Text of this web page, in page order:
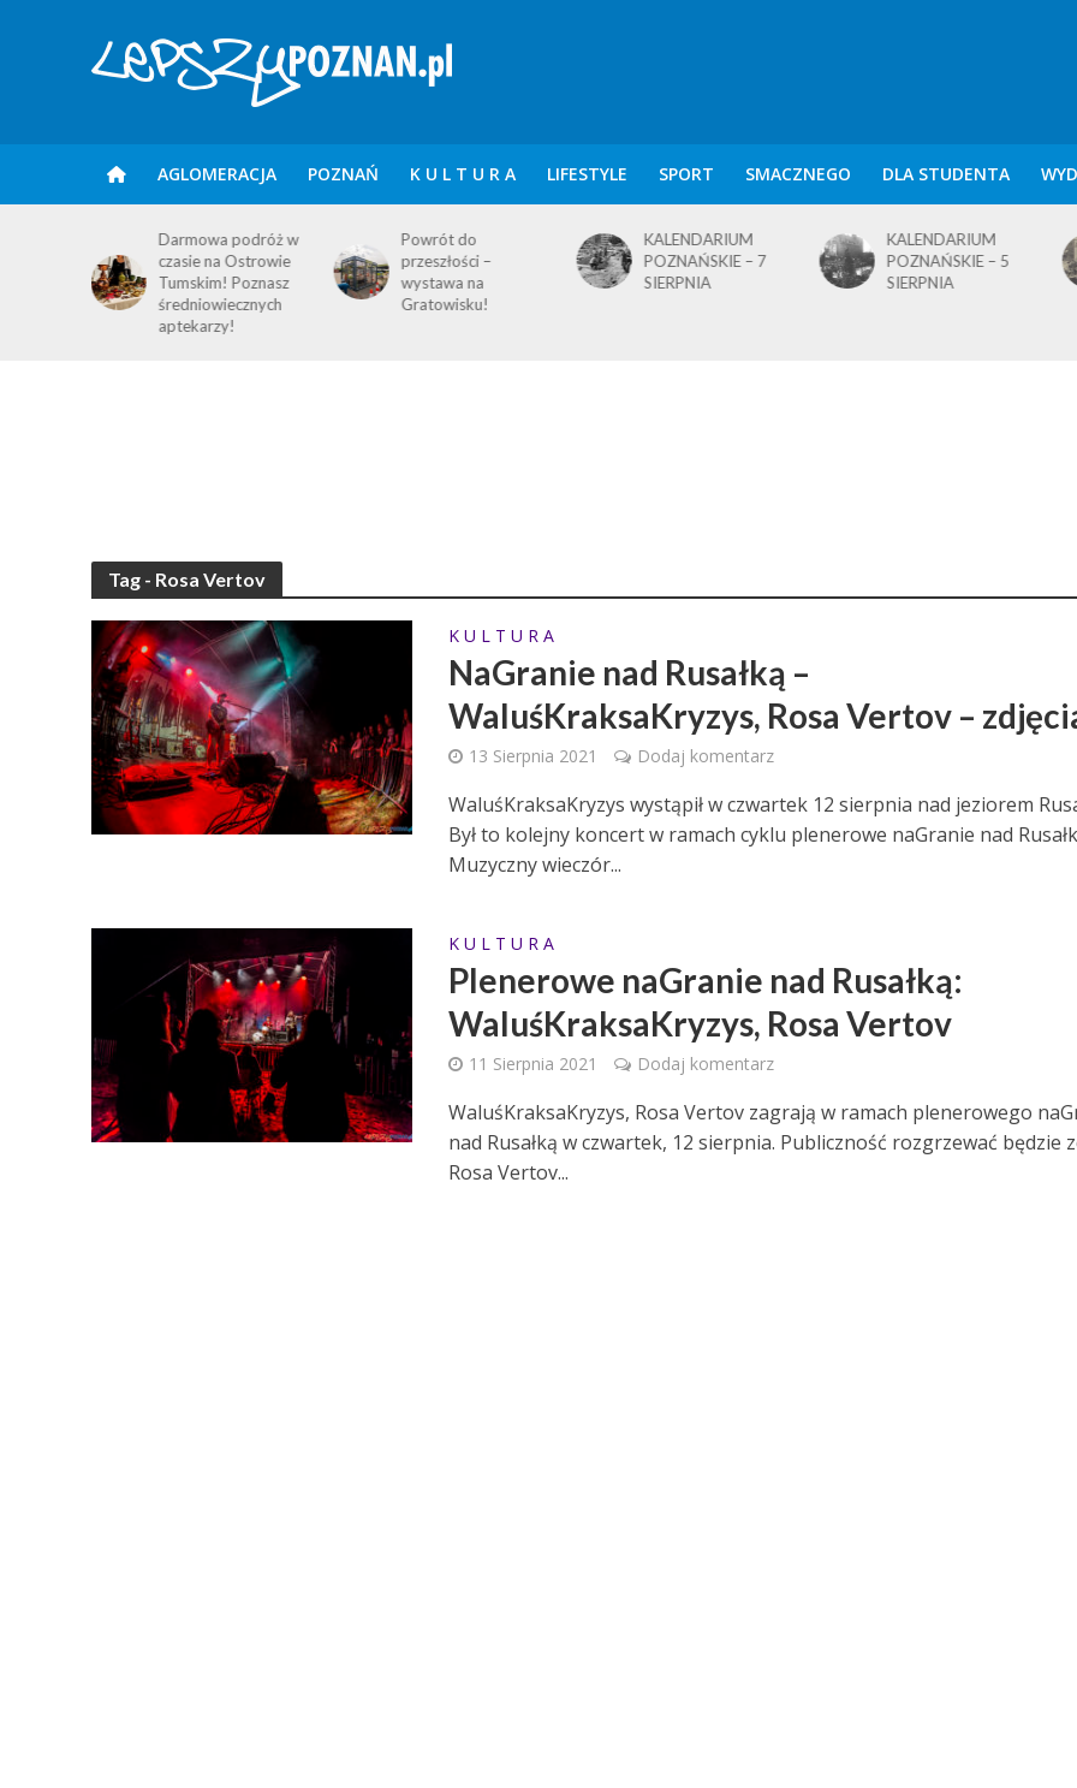
AGLOMERACJA POZNAŃ K U L T U R A LIFESTYLE SPORT SMACZNEGO DLA STUDENTA
Darmowa podróż w
czasie na Ostrowie
Tumskim! Poznasz
średniowiecznych
Powrót do
przeszłości –
wystawa na
Gratowisku!
KALENDARIUM
POZNAŃSKIE – 7
KALENDARIUM
POZNAŃSKIE – 5
Tag - Rosa Vertov
K U L T U R A
NaGranie nad Rusałką –
WaluśKraksaKryzys, Rosa Vertov –
13 Sierpnia 2021 Dodaj komentarz
WaluśKraksaKryzys wystąpił w czwartek 12 sierpnia nad jeziorem
Był to kolejny koncert w ramach cyklu plenerowe naGranie nad
Muzyczny wieczór...
K U L T U R A
Plenerowe naGranie nad Rusałką:
WaluśKraksaKryzys, Rosa Vertov
11 Sierpnia 2021 Dodaj komentarz
WaluśKraksaKryzys, Rosa Vertov zagrają w ramach plenerowego
nad Rusałką w czwartek, 12 sierpnia. Publiczność rozgrzewać będzie
Rosa Vertov...